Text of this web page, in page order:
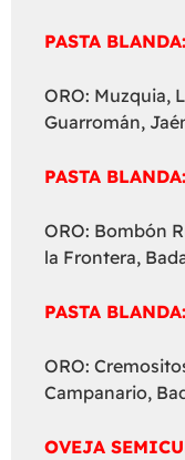
PASTA
ORO: Muzquia,
Guarromán,
PASTA
ORO: Bombón
la Frontera,
PASTA
ORO:
Campanario,
OVEJA